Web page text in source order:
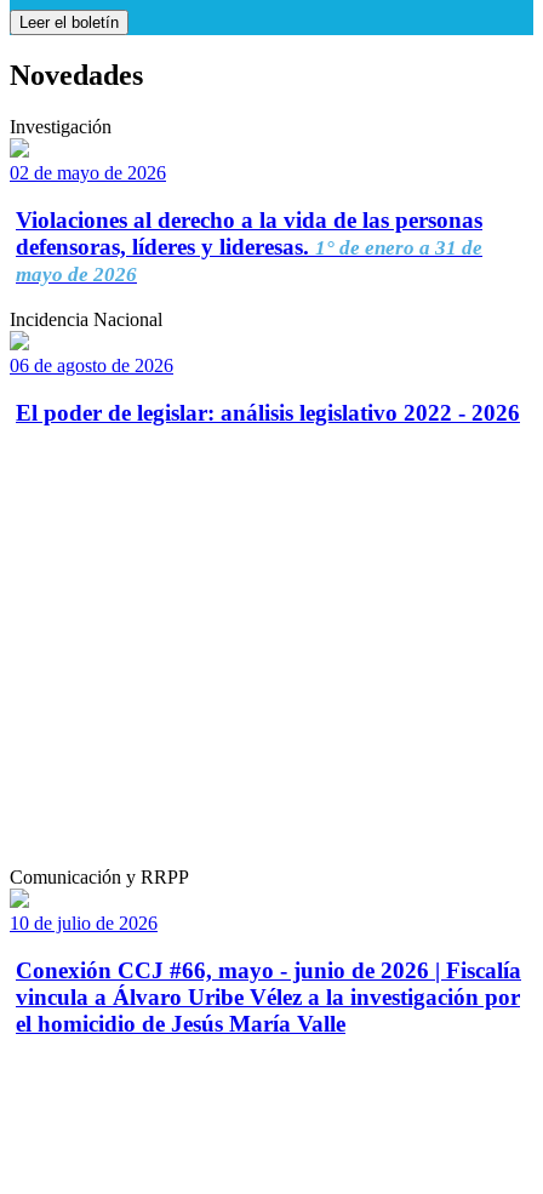
Leer el boletín
Novedades
Investigación
02 de mayo de 2026
Violaciones al derecho a la vida de las personas
defensoras, líderes y lideresas. 1° de enero a 31 de
mayo de 2026
Incidencia Nacional
06 de agosto de 2026
El poder de legislar: análisis legislativo 2022 - 2026
Comunicación y RRPP
10 de julio de 2026
Conexión CCJ #66, mayo - junio de 2026 | Fiscalía
vincula a Álvaro Uribe Vélez a la investigación por
el homicidio de Jesús María Valle